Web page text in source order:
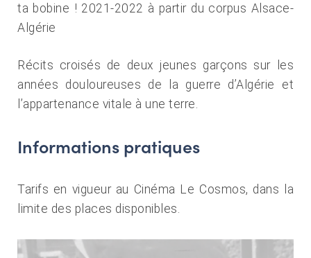
ta bobine ! 2021-2022 à partir du corpus Alsace-
Algérie
Récits croisés de deux jeunes garçons sur les
années douloureuses de la guerre d’Algérie et
l’appartenance vitale à une terre.
Informations pratiques
Tarifs en vigueur au Cinéma Le Cosmos, dans la
limite des places disponibles.